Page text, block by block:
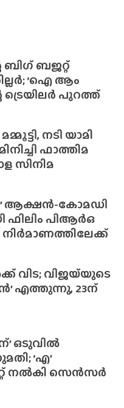
ബിഗ് ബജറ്റ്
‘ഐ ആം
ട്രെയിലർ പുറത്ത്
നടി യാമി
ഫാത്തിമ
സിനിമ
ആക്ഷൻ-കോമഡി
ഫിലിം പിആർഒ
വിട; വിജയ്‌യുടെ
എത്തുന്നു, 23ന്
ഒടുവിൽ
‘എ’
നൽകി സെൻസർ